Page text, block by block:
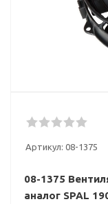
Артикул: 08-1375
08-1375
аналог SPAL